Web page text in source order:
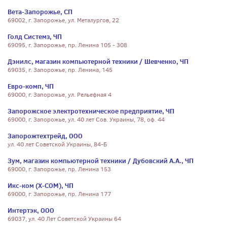
Вета-Запорожье, СП
69002, г. Запорожье, ул. Металургов, 22
Голд Системз, ЧП
69095, г. Запорожье, пр. Ленина 105 - 308
Дэнилс, магазин компьютерной техники / Шевченко, ЧП
69035, г. Запорожье, пр. Ленина, 145
Евро-комп, ЧП
69000, г. Запорожье, ул. Рельефная 4
Запорожское электротехническое предприятие, ЧП
69000, г. Запорожье, ул. 40 лет Сов. Украины, 78, оф. 44
Запорожтехтрейд, ООО
ул. 40 лет Советской Украины, 84-Б
Зум, магазин компьютерной техники / Дубовский А.А., ЧП
69000, г. Запорожье, пр. Ленина 153
Икс-ком (X-COM), ЧП
69000, г. Запорожье, пр. Ленина 177
Интертэк, ООО
69037, ул. 40 Лет Советской Украины 64